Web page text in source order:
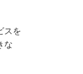
スを
な